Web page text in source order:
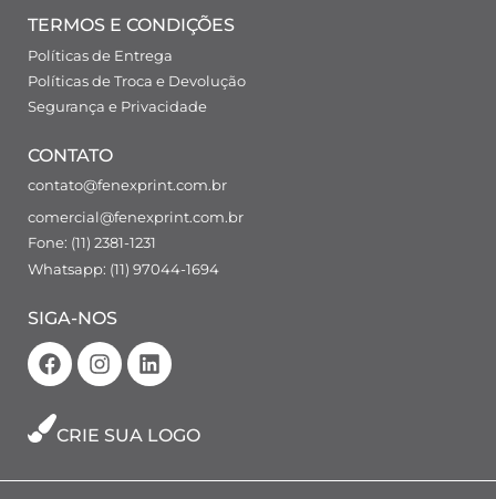
TERMOS E CONDIÇÕES
Políticas de Entrega
Políticas de Troca e Devolução
Segurança e Privacidade
CONTATO
contato@fenexprint.com.br
comercial@fenexprint.com.br
Fone: (11) 2381-1231
Whatsapp: (11) 97044-1694
SIGA-NOS
CRIE SUA LOGO